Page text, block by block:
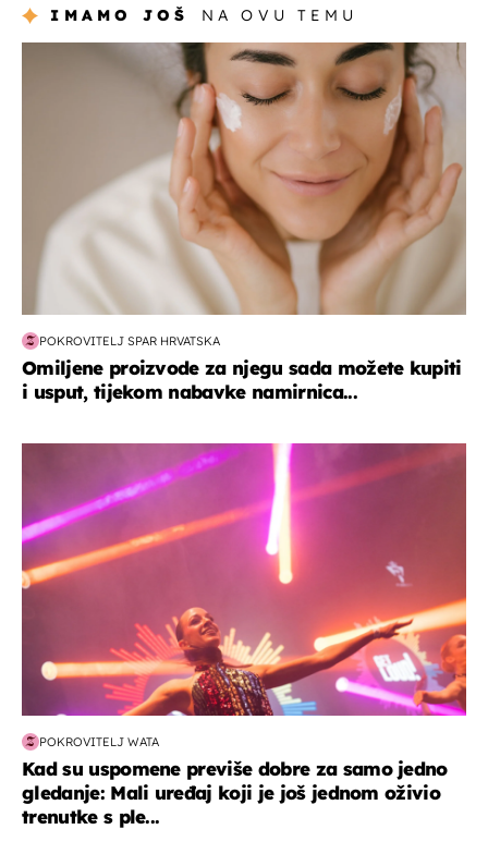
IMAMO JOŠ NA OVU TEMU
moda & ljepota
POKROVITELJ SPAR HRVATSKA
Omiljene proizvode za njegu sada možete kupiti
i usput, tijekom nabavke namirnica...
POKROVITELJ WATA
Kad su uspomene previše dobre za samo jedno
gledanje: Mali uređaj koji je još jednom oživio
trenutke s ple...